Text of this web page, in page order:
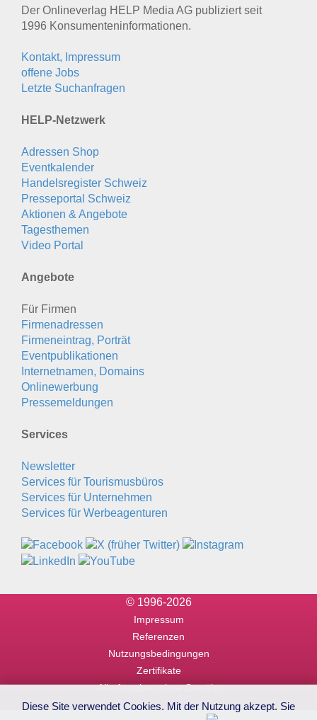
Der Onlineverlag HELP Media AG publiziert seit
1996 Konsumenten­informationen.
Kontakt, Impressum
offene Jobs
Letzte Suchanfragen
HELP-Netzwerk
Adressen Shop
Eventkalender
Handelsregister Schweiz
Presseportal Schweiz
Aktionen & Angebote
Tagesthemen
Video Portal
Angebote
Für Firmen
Firmenadressen
Firmeneintrag, Porträt
Eventpublikationen
Internetnamen, Domains
Onlinewerbung
Pressemeldungen
Services
Newsletter
Services für Tourismusbüros
Services für Unternehmen
Services für Werbeagenturen
© 1996-2026
Impressum
Referenzen
Nutzungsbedingungen
Zertifikate
Alle Angaben ohne Gewähr
Diese Site verwendet Cookies. Mit der Nutzung akzept. Sie